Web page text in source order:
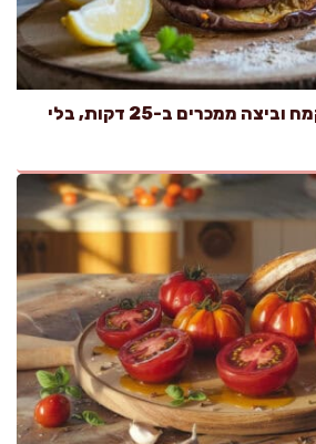
חצילים מטוגנים בקמח וביצה ממכרים ב-25 דקות, בלי